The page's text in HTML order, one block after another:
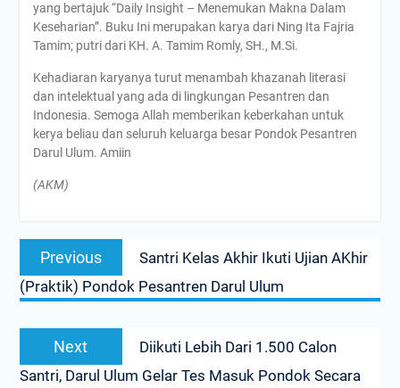
yang bertajuk “Daily Insight – Menemukan Makna Dalam
Keseharian”. Buku Ini merupakan karya dari Ning Ita Fajria
Tamim; putri dari KH. A. Tamim Romly, SH., M.Si.
Kehadiaran karyanya turut menambah khazanah literasi
dan intelektual yang ada di lingkungan Pesantren dan
Indonesia. Semoga Allah memberikan keberkahan untuk
kerya beliau dan seluruh keluarga besar Pondok Pesantren
Darul Ulum. Amiin
(AKM)
Navigasi
posPrevious
Previous
post:
Santri Kelas Akhir Ikuti Ujian AKhir
(Praktik) Pondok Pesantren Darul Ulum
Next
Next
post:
Diikuti Lebih Dari 1.500 Calon
Santri, Darul Ulum Gelar Tes Masuk Pondok Secara